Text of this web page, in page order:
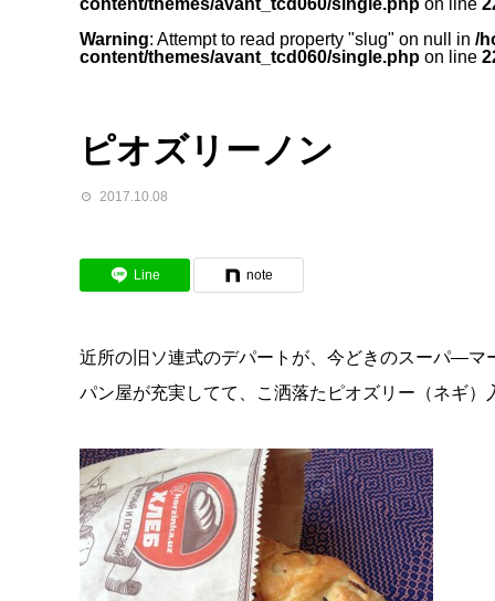
content/themes/avant_tcd060/single.php on line
Warning: Attempt to read property "slug" on null in /
content/themes/avant_tcd060/single.php on line
ピオズリーノン
2017.10.08
Line note
近所の旧ソ連式のデパートが、今どきのスーパ―マ
パン屋が充実してて、こ洒落たピオズリー（ネギ）